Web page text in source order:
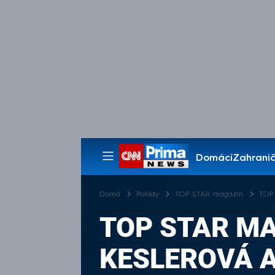
Domácí
Pořady
Domů Pořady TOP STAR magazín
TOP STAR
KESLEROVÁ